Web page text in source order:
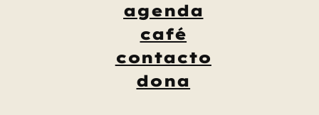
agenda
café
contacto
dona